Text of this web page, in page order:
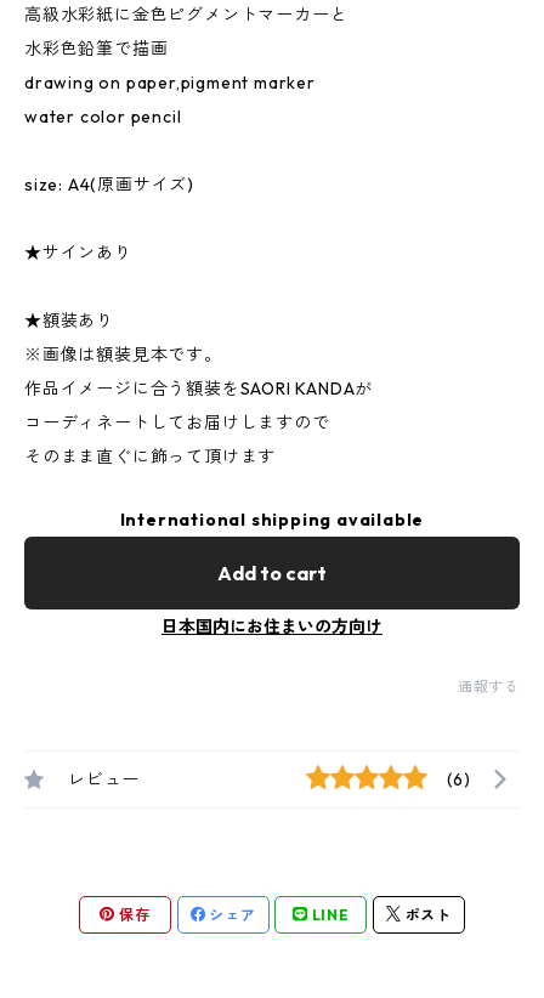
高級水彩紙に金色ピグメントマーカーと
水彩色鉛筆で描画
drawing on paper,pigment marker
water color pencil
size: A4(原画サイズ)
★サインあり
★額装あり
※画像は額装見本です。
作品イメージに合う額装をSAORI KANDAが
コーディネートしてお届けしますので
そのまま直ぐに飾って頂けます
International shipping available
Add to cart
日本国内にお住まいの方向け
通報する
レビュー (6)
保存 シェア LINE ポスト